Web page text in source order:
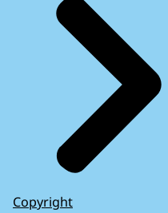
Copyright